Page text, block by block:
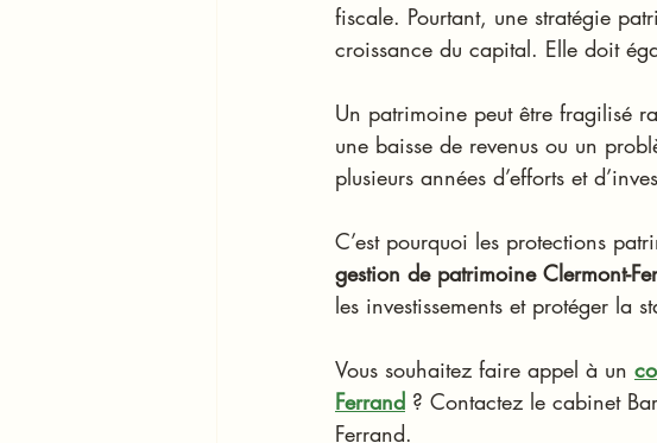
fiscale. Pourtant, une stratégie
croissance du capital. Elle doit
Un patrimoine peut être fragilisé
une baisse de revenus ou un
plusieurs années d’efforts et
C’est pourquoi les protections
gestion de patrimoine Clermont-
les investissements et protéger la
Vous souhaitez faire appel à un
Ferrand ? Contactez le cabinet
Ferrand.